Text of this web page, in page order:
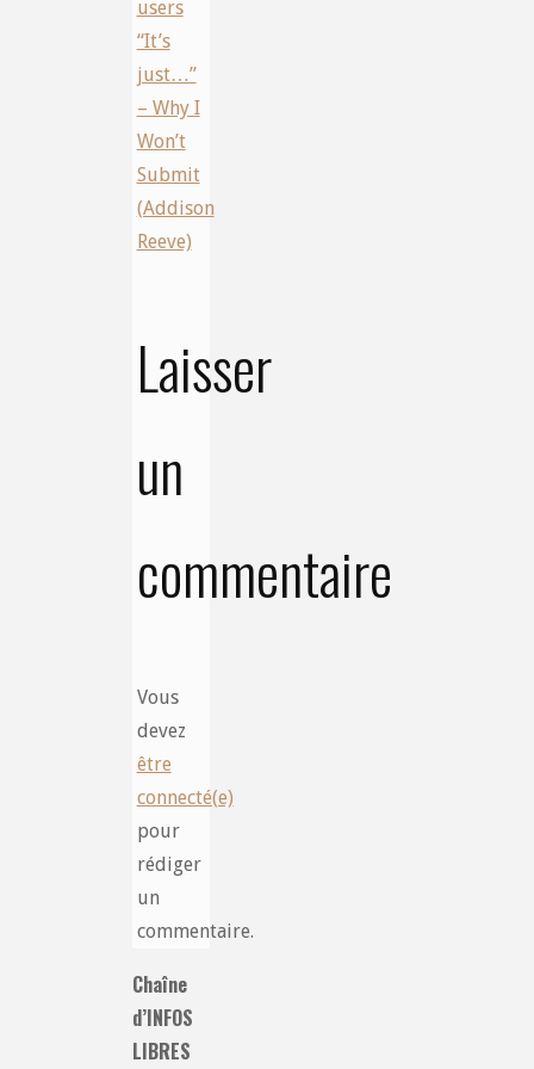
users
“It’s
just…”
– Why I
Won’t
Submit
(Addison
Reeve)
Laisser
un
commentaire
Vous
devez
être
connecté(e)
pour
rédiger
un
commentaire.
Chaîne
d’INFOS
LIBRES